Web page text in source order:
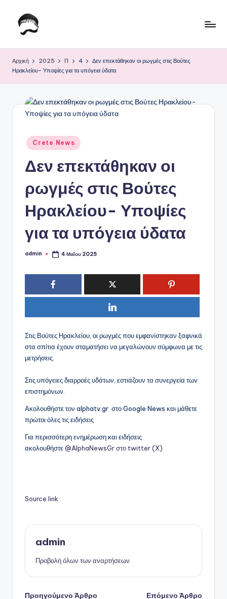
Μετάβαση
ο
Κ
Αρχική 2025 Π 4
Δεν επεκτάθηκαν οι ρωγμές στις Βούτες
Ηρακλείου- Υποψίες για τα υπόγεια ύδατα
Αναρτήθηκε
σε
Crete News
Δεν επεκτάθηκαν οι
ρωγμές στις Βούτες
Ηρακλείου- Υποψίες
για τα υπόγεια ύδατα
Συγγραφέας:
admin 4 Μαΐου 2025
Στις Βούτες Ηρακλείου, οι ρωγμές που εμφανίστηκαν ξαφνικά
στα σπίτια έχουν σταματήσει να μεγαλώνουν σύμφωνα με τις
μετρήσεις.
Στις υπόγειες διαρροές υδάτων, εστιάζουν τα συνεργεία των
επιστημόνων.
Ακολουθήστε τον alphatv.gr στο Google News και μάθετε
πρώτοι όλες τις ειδήσεις
Για περισσότερη ενημέρωση και ειδήσεις
ακολουθήστε@AlphaNewsGr στο twitter (X)
Source link
admin
Προβολή όλων των αναρτήσεων
Προηγούμενο Άρθρο
Επόμενο Άρθρο